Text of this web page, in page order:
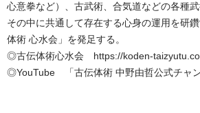
心意拳など）、古武術、合気道などの各種武
その中に共通して存在する心身の運用を研
体術 心水会」を発足する。
◎古伝体術心水会 https://koden-
◎YouTube 「古伝体術 中野由哲公式チャン